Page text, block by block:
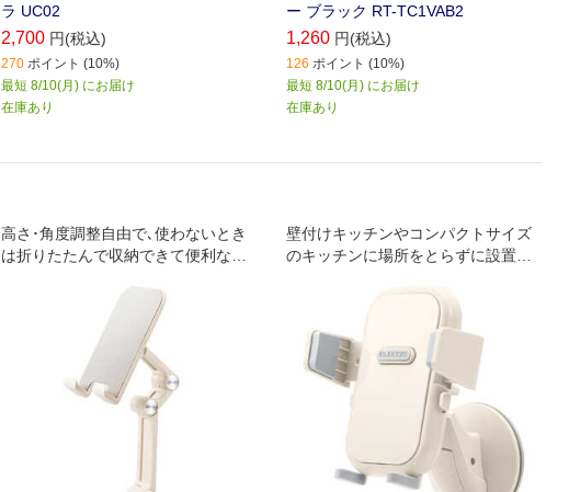
ラ UC02
2,700 円(税込)
270 ポイント (10%)
最短 8/10(月) にお届け
在庫あり
ー ブラック RT-TC1VAB2
1,260 円(税込)
126 ポイント (10%)
最短 8/10(月) にお届け
在庫あり
高さ･角度調整自由で､使わないとき
は折りたたんで収納できて便利なス
せるので調理中でも見やすい｡
壁付けキッチンやコンパクトサイズ
のキッチンに場所をとらずに設置で
スマホホルダー｡ぐらつかずに使えて